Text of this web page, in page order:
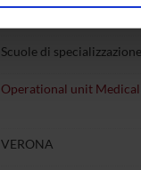
Scuole di
Operational unit Medical
VERONA